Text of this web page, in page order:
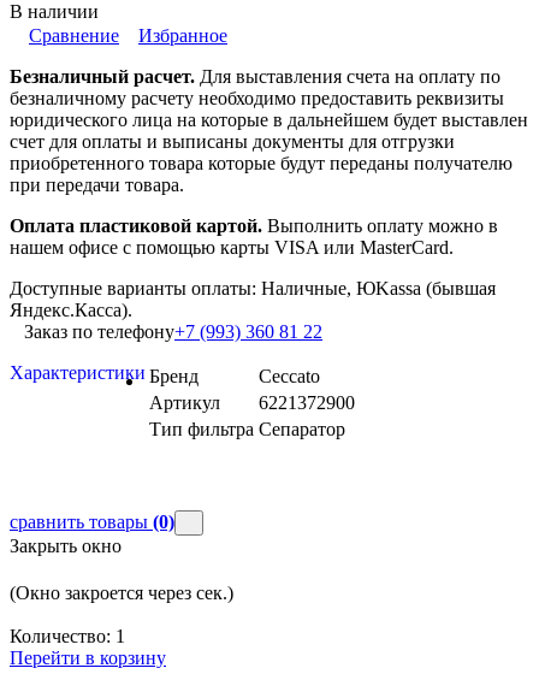
В наличии
Сравнение
Избранное
Безналичный расчет. Для выставления счета на оплату по
безналичному расчету необходимо предоставить реквизиты
юридического лица на которые в дальнейшем будет выставлен
счет для оплаты и выписаны документы для отгрузки
приобретенного товара которые будут переданы получателю
при передачи товара.
Оплата пластиковой картой. Выполнить оплату можно в
нашем офисе с помощью карты VISA или MasterCard.
Доступные варианты оплаты: Наличные, ЮKassa (бывшая
Яндекс.Касса).
Заказ по телефону+7 (993) 360 81 22
Характеристики Бренд
Ceccato
Артикул
6221372900
Тип фильтра Сепаратор
сравнить товары (0)
Закрыть окно
(Окно закроется через сек.)
Количество: 1
Перейти в корзину